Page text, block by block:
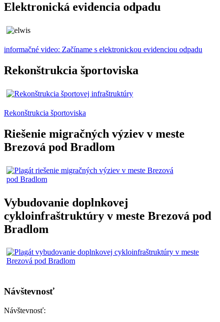
Elektronická evidencia odpadu
informačné video: Začíname s elektronickou evidenciou odpadu
Rekonštrukcia športoviska
Rekonštrukcia športoviska
Riešenie migračných výziev v meste
Brezová pod Bradlom
Vybudovanie doplnkovej
cykloinfraštruktúry v meste Brezová pod
Bradlom
Návštevnosť
Návštevnosť: